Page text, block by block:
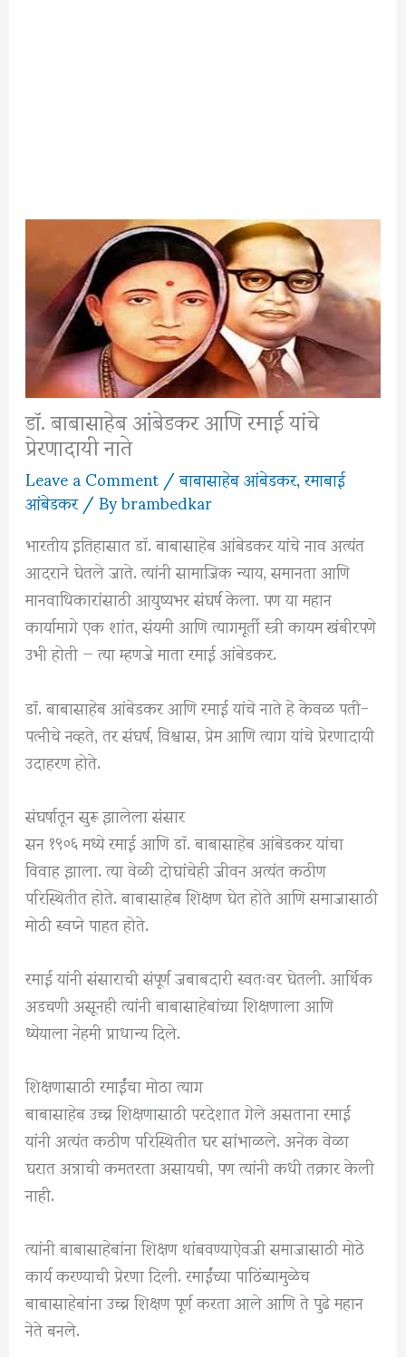
डॉ. बाबासाहेब आंबेडकर आणि रमाई यांचे
प्रेरणादायी नाते
Leave a Comment/बाबासाहेब आंबेडकर,रमाबाई
आंबेडकर/ Bybrambedkar
भारतीय इतिहासातडॉ. बाबासाहेब आंबेडकरयांचे नाव अत्यंत
आदराने घेतले जाते. त्यांनी सामाजिक न्याय, समानता आणि
मानवाधिकारांसाठी आयुष्यभर संघर्ष केला. पण या महान
कार्यामागे एक शांत, संयमी आणि त्यागमूर्ती स्त्री कायम खंबीरपणे
उभी होती — त्या म्हणजे माता रमाई आंबेडकर.
डॉ. बाबासाहेब आंबेडकर आणि रमाई यांचे नाते हे केवळ पती-
पत्नीचे नव्हते, तर संघर्ष, विश्वास, प्रेम आणि त्याग यांचे प्रेरणादायी
उदाहरण होते.
संघर्षातून सुरू झालेला संसार
सन १९०६ मध्ये रमाई आणिडॉ. बाबासाहेब आंबेडकरयांचा
विवाह झाला. त्या वेळी दोघांचेही जीवन अत्यंत कठीण
परिस्थितीत होते. बाबासाहेब शिक्षण घेत होते आणि समाजासाठी
मोठी स्वप्ने पाहत होते.
रमाई यांनी संसाराची संपूर्ण जबाबदारी स्वतःवर घेतली. आर्थिक
अडचणी असूनही त्यांनी बाबासाहेबांच्या शिक्षणाला आणि
ध्येयाला नेहमी प्राधान्य दिले.
शिक्षणासाठी रमाईंचा मोठा त्याग
बाबासाहेब उच्च शिक्षणासाठी परदेशात गेले असताना रमाई
यांनी अत्यंत कठीण परिस्थितीत घर सांभाळले. अनेक वेळा
घरात अन्नाची कमतरता असायची, पण त्यांनी कधी तक्रार केली
नाही.
त्यांनी बाबासाहेबांना शिक्षण थांबवण्याऐवजी समाजासाठी मोठे
कार्य करण्याची प्रेरणा दिली. रमाईंच्या पाठिंब्यामुळेच
बाबासाहेबांना उच्च शिक्षण पूर्ण करता आले आणि ते पुढे महान
नेते बनले.